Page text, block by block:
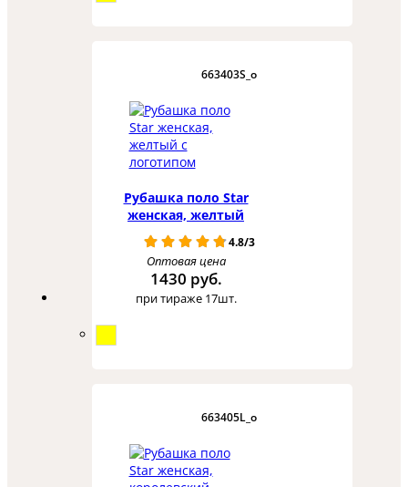
663403S_o
Рубашка поло Star
женская, желтый
4.8/3
Оптовая цена
1430 руб.
при тираже 17шт.
663405L_o